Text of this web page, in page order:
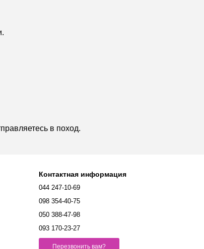
в поход.
Контактная информация
044 247-10-69
098 354-40-75
050 388-47-98
093 170-23-27
Перезвонить вам?